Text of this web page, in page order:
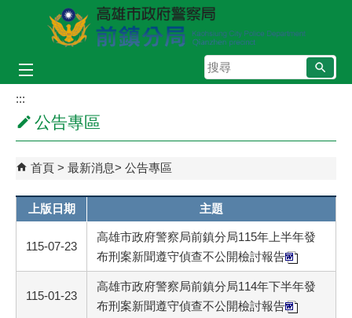
跳到主要內容區塊
搜
尋
:::
公告專區
首頁 最新消息 公告專區
上版日期 主題
115-07-23
高雄市政府警察局前鎮分局115年上半年發
布刑案新聞遵守偵查不公開檢討報告
115-01-23
高雄市政府警察局前鎮分局114年下半年發
布刑案新聞遵守偵查不公開檢討報告